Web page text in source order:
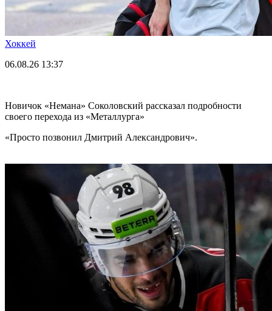
Хоккей
06.08.26 13:37
Новичок «Немана» Соколовский рассказал подробности
своего перехода из «Металлурга»
«Просто позвонил Дмитрий Александрович».